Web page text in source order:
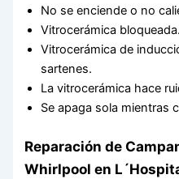
No se enciende o no
Vitrocerámica bloqueada.
Vitrocerámica de
sartenes.
La vitrocerámica hace
Se apaga sola mientras
Reparación de
Whirlpool en